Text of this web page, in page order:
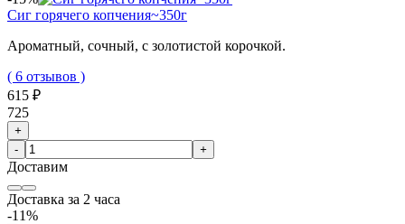
Сиг горячего копчения~350г
Ароматный, сочный, с золотистой корочкой.
( 6 отзывов )
615 ₽
725
+
-
+
Доставим
Доставка за 2 часа
-11%